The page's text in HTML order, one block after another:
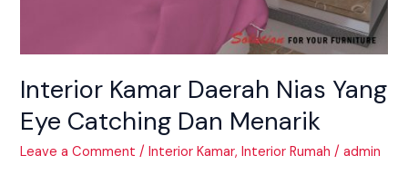
Interior Kamar Daerah Nias Yang
Eye Catching Dan Menarik
Leave a Comment /Interior Kamar,Interior Rumah /admin